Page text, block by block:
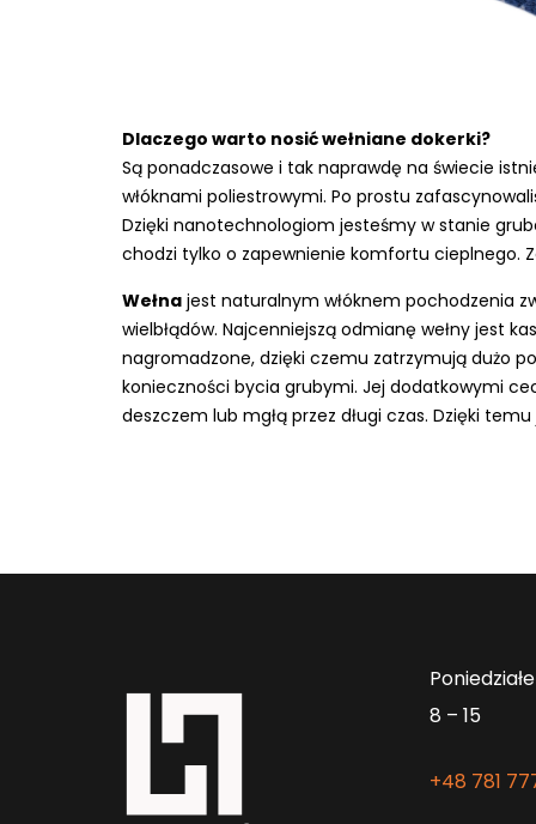
Dlaczego warto nosić wełniane dokerki?
Są ponadczasowe i tak naprawdę na świecie
włóknami poliestrowymi. Po prostu
Dzięki nanotechnologiom jesteśmy w stanie
chodzi tylko o zapewnienie komfortu cieplnego.
Wełna jest naturalnym włóknem pochodzenia
wielbłądów. Najcenniejszą odmianę wełny jest
nagromadzone, dzięki czemu zatrzymują dużo
konieczności bycia grubymi. Jej dodatkowymi
deszczem lub mgłą przez długi czas. Dzięki
8 – 15
+48 781